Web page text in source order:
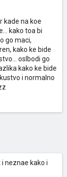
kade na koe
kako toa bi
go maci,
kako ke bide
oslbodi go
kako ke bide
i normalno
neznae kako i